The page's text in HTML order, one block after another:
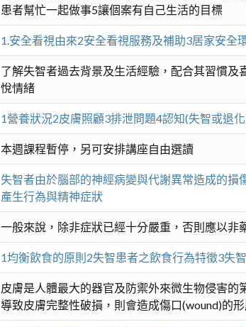
患者幫忙一起做事5讓個案有自己生活的目標
1.安全看視由來2安全看視服務及補助3居家安全
了解失智者過去背景及生活經驗，配合其習慣
悅情緒
1營養狀況2皮膚照顧3排泄問題4認知(失智或退
本週課程暫停，另可安排講座自由選讀
失智者由於腦部的神經病變與代謝異常造成的
產生行為與精神症狀
一般來說，除非症狀已經十分嚴重，否則應以非
1均衡飲食的原則2失智患者之飲食行為特徵3失
皮膚是人體最大的器官及防禦外來微生物侵害
導致皮膚完整性破損，則會造成傷口(wound)的